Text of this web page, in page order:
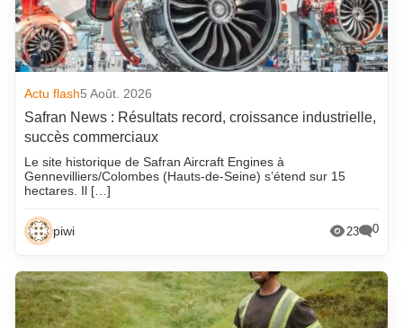
Actu flash5 Août. 2026
Safran News : Résultats record, croissance industrielle,
succès commerciaux
Le site historique de Safran Aircraft Engines à
Gennevilliers/Colombes (Hauts-de-Seine) s’étend sur 15
hectares. Il […]
piwi 23 0